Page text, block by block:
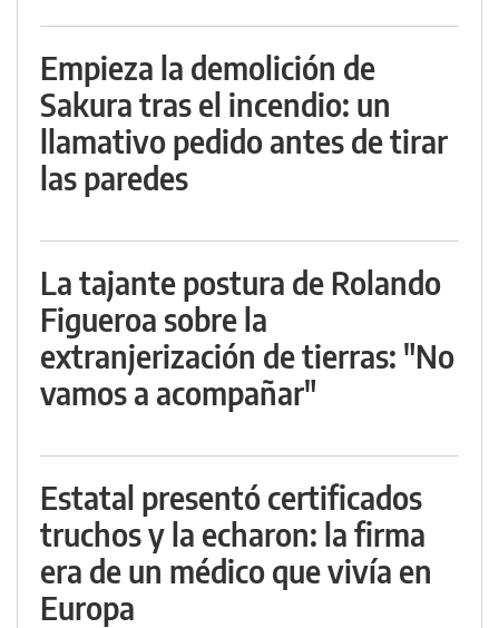
Empieza la demolición de
Sakura tras el incendio: un
llamativo pedido antes de tirar
las paredes
La tajante postura de Rolando
Figueroa sobre la
extranjerización de tierras: "No
vamos a acompañar"
Estatal presentó certificados
truchos y la echaron: la firma
era de un médico que vivía en
Europa